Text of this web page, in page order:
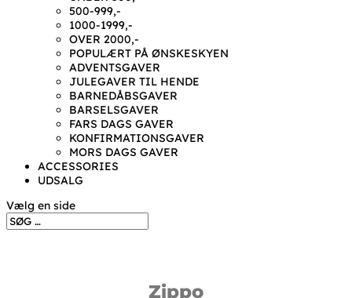
500-999,-
1000-1999,-
OVER 2000,-
POPULÆRT PÅ ØNSKESKYEN
ADVENTSGAVER
JULEGAVER TIL HENDE
BARNEDÅBSGAVER
BARSELSGAVER
FARS DAGS GAVER
KONFIRMATIONSGAVER
MORS DAGS GAVER
ACCESSORIES
UDSALG
Vælg en side
Zippo